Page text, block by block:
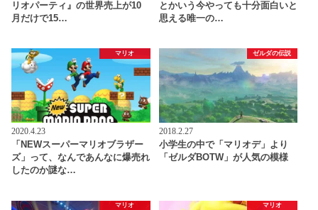
リオパーティ』の世界売上が10
月だけで15…
とかいう今やっても十分面白いと
思える唯一の…
マリオ
2020.4.23
「NEWスーパーマリオブラザー
ズ」って、なんであんなに爆売れ
したのか謎な…
ゼルダの伝説
2018.2.27
小学生の中で「マリオデ」より
「ゼルダBOTW」が人気の模様
マリオ マリオ